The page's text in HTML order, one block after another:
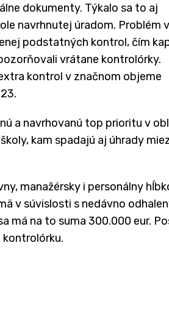
dokumenty. Týkalo sa to aj
navrhnutej úradom. Problém
podstatných kontrol, čím
vrátane kontrolórky.
kontrol v značnom objeme
a navrhovanú top prioritu v
kam spadajú aj úhrady
manažérsky i personálny
v súvislosti s nedávno
má na to suma 300.000 eur.
kontrolórku.